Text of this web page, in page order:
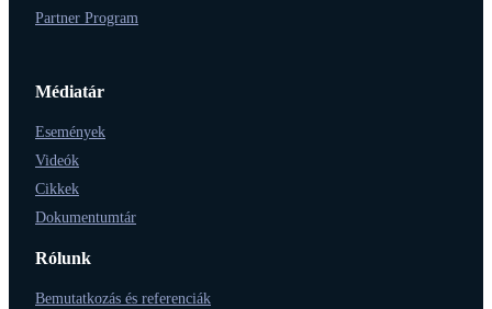
Partner Program
Médiatár
Események
Videók
Cikkek
Dokumentumtár
Rólunk
Bemutatkozás és referenciák